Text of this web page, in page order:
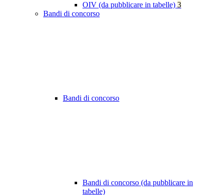
OIV (da pubblicare in tabelle) 3
Bandi di concorso
Bandi di concorso
Bandi di concorso (da pubblicare in
tabelle)